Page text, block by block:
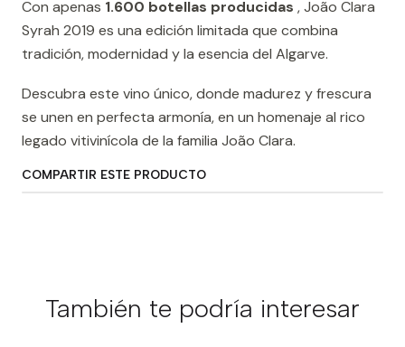
Con apenas 1.600 botellas producidas , João Clara
Syrah 2019 es una edición limitada que combina
tradición, modernidad y la esencia del Algarve.
Descubra este vino único, donde madurez y frescura
se unen en perfecta armonía, en un homenaje al rico
legado vitivinícola de la familia João Clara.
COMPARTIR ESTE PRODUCTO
También te podría interesar